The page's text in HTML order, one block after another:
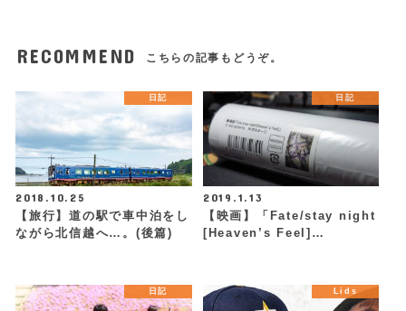
RECOMMEND こちらの記事もどうぞ。
日記
2018.10.25
【旅行】道の駅で車中泊をし
ながら北信越へ…。(後篇)
日記
2019.1.13
【映画】「Fate/stay night
[Heaven’s Feel]…
日記 Lids